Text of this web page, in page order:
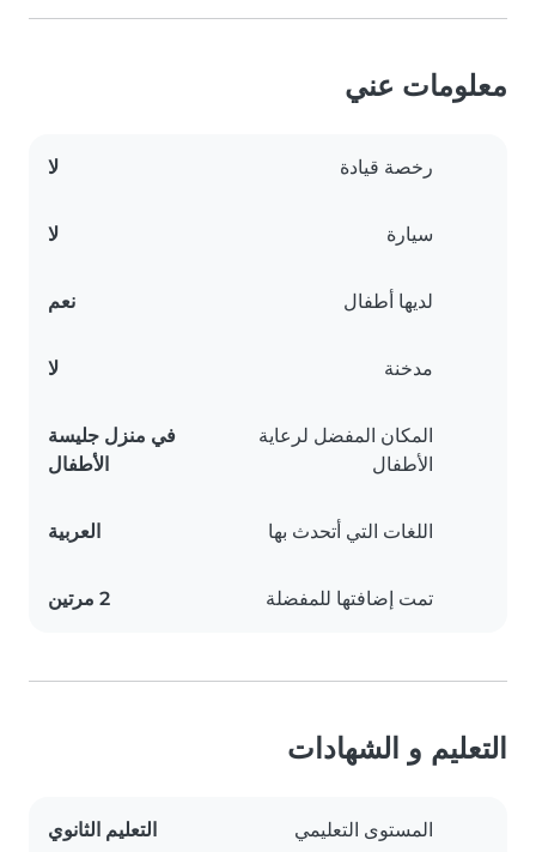
معلومات عني
رخصة قيادة لا
سيارة لا
لديها أطفال نعم
مدخنة لا
المكان المفضل لرعاية
الأطفال
في منزل جليسة
الأطفال
اللغات التي أتحدث بها العربية
تمت إضافتها للمفضلة 2 مرتين
التعليم و الشهادات
المستوى التعليمي التعليم الثانوي